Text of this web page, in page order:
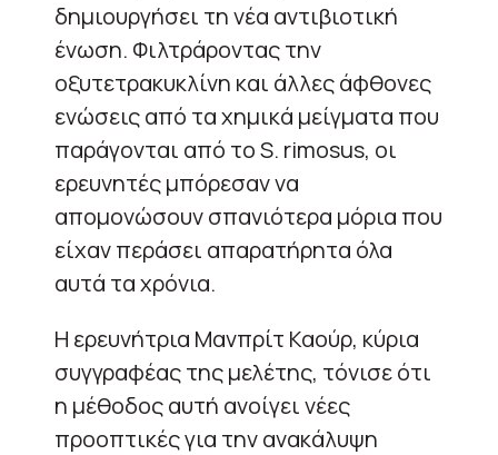
δημιουργήσει τη νέα αντιβιοτική
ένωση. Φιλτράροντας την
οξυτετρακυκλίνη και άλλες άφθονες
ενώσεις από τα χημικά μείγματα που
παράγονται από το S. rimosus, οι
ερευνητές μπόρεσαν να
απομονώσουν σπανιότερα μόρια που
είχαν περάσει απαρατήρητα όλα
αυτά τα χρόνια.
Η ερευνήτρια Μανπρίτ Καούρ, κύρια
συγγραφέας της μελέτης, τόνισε ότι
η μέθοδος αυτή ανοίγει νέες
προοπτικές για την ανακάλυψη